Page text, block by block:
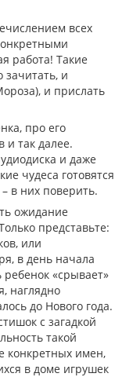
всех
работа! Такие
и
и прислать
про его
и так далее.
и даже
чудеса готовятся
в них поверить.
ожидание
представьте:
или
в день начала
«срывает»
наглядно
до Нового года.
с загадкой
такой
конкретных имен,
в доме игрушек